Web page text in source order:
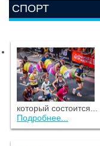
СПОРТ
который состоится...
Подробнее...